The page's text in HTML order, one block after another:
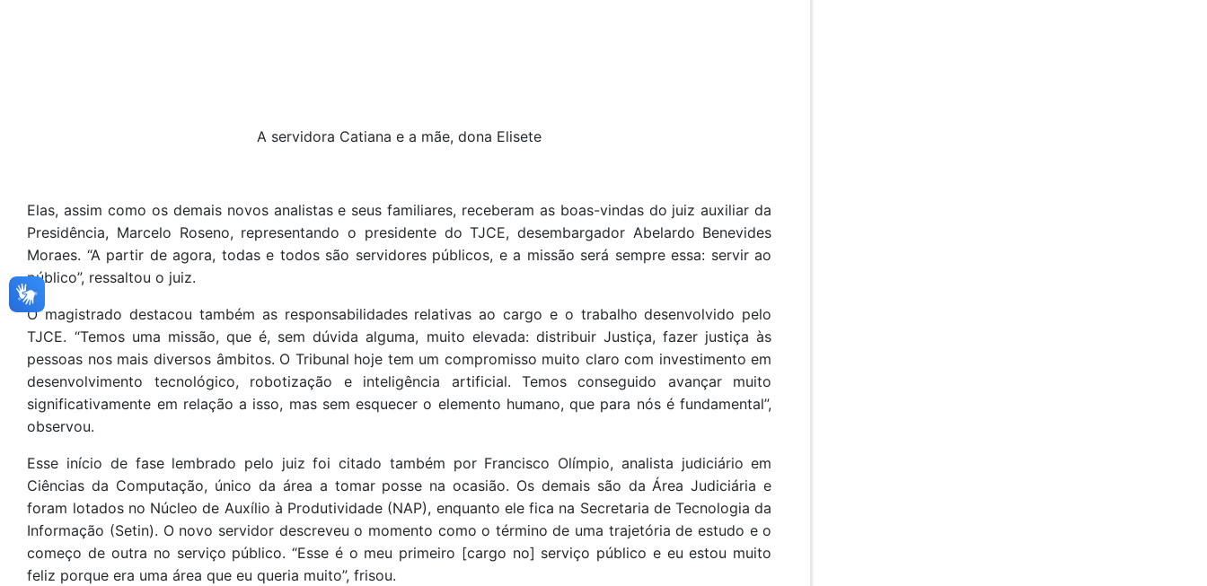
A servidora Catiana e a mãe, dona Elisete
Elas, assim como os demais novos analistas e seus familiares, receberam as boas-vindas do juiz auxiliar da
Presidência, Marcelo Roseno, representando o presidente do TJCE, desembargador Abelardo Benevides
Moraes. “A partir de agora, todas e todos são servidores públicos, e a missão será sempre essa: servir ao
público”, ressaltou o juiz.
O magistrado destacou também as responsabilidades relativas ao cargo e o trabalho desenvolvido pelo
TJCE. “Temos uma missão, que é, sem dúvida alguma, muito elevada: distribuir Justiça, fazer justiça às
pessoas nos mais diversos âmbitos. O Tribunal hoje tem um compromisso muito claro com investimento em
desenvolvimento tecnológico, robotização e inteligência artificial. Temos conseguido avançar muito
significativamente em relação a isso, mas sem esquecer o elemento humano, que para nós é fundamental”,
observou.
Esse início de fase lembrado pelo juiz foi citado também por Francisco Olímpio, analista judiciário em
Ciências da Computação, único da área a tomar posse na ocasião. Os demais são da Área Judiciária e
foram lotados no Núcleo de Auxílio à Produtividade (NAP), enquanto ele fica na Secretaria de Tecnologia da
Informação (Setin). O novo servidor descreveu o momento como o término de uma trajetória de estudo e o
começo de outra no serviço público. “Esse é o meu primeiro [cargo no] serviço público e eu estou muito
feliz porque era uma área que eu queria muito”, frisou.